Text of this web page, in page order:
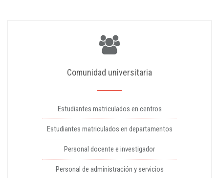
Comunidad universitaria
Estudiantes matriculados en centros
Estudiantes matriculados en departamentos
Personal docente e investigador
Personal de administración y servicios